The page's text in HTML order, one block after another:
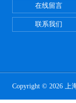
在线留言
联系我们
Copyright © 2026 上